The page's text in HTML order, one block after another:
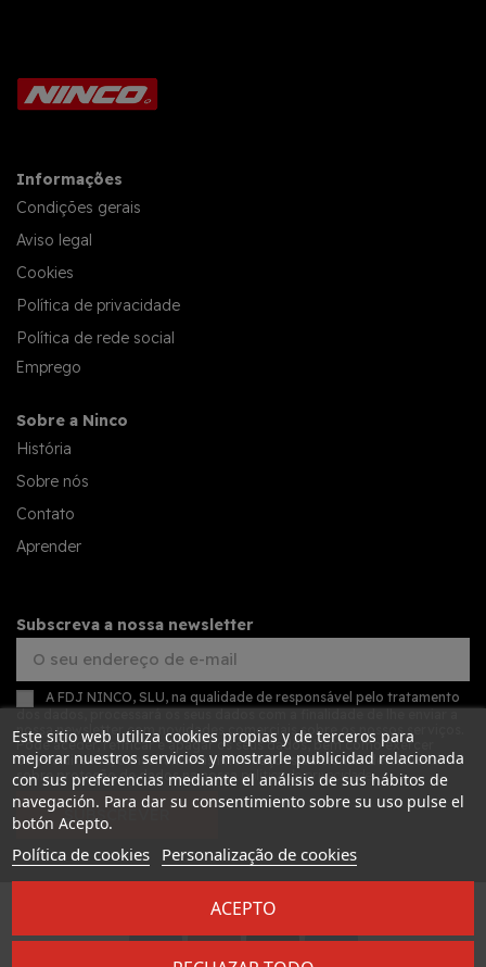
Informações
Condições gerais
Aviso legal
Cookies
Política de privacidade
Política de rede social
Emprego
Sobre a Ninco
História
Sobre nós
Contato
Aprender
Subscreva a nossa newsletter
A FDJ NINCO, SLU, na qualidade de responsável pelo tratamento
nossa newsletter com novidades comerciais sobre os nossos serviços.
Pode aceder, retificar e apagar os seus dados, bem como exercer
outros direitos, consultando as informações adicionais detalhadas
sobre proteção de dados na nossa política de privacidade
SUBSCREVER
Desarrollado por
Este sitio web utiliza cookies propias y de terceros para
mejorar nuestros servicios y mostrarle publicidad relacionada
con sus preferencias mediante el análisis de sus hábitos de
navegación. Para dar su consentimiento sobre su uso pulse el
botón Acepto.
Política de cookies Personalização de cookies
ACEPTO